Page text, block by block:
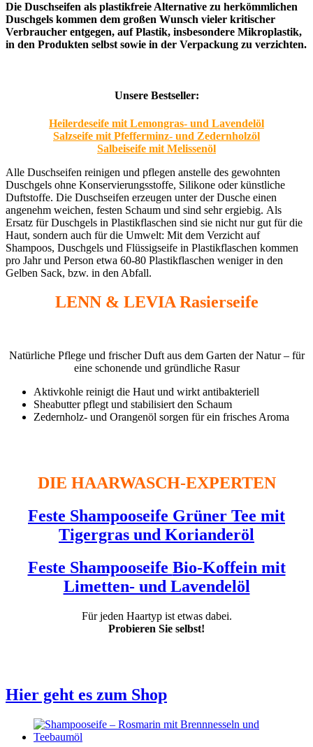
Die Duschseifen als plastikfreie Alternative zu herkömmlichen
Duschgels kommen dem großen Wunsch vieler kritischer
Verbraucher entgegen, auf Plastik, insbesondere Mikroplastik,
in den Produkten selbst sowie in der Verpackung zu verzichten.
Unsere Bestseller:
Heilerdeseife mit Lemongras- und Lavendelöl
Salzseife mit Pfefferminz- und Zedernholzöl
Salbeiseife mit Melissenöl
Alle Duschseifen reinigen und pflegen anstelle des gewohnten
Duschgels ohne Konservierungsstoffe, Silikone oder künstliche
Duftstoffe. Die Duschseifen erzeugen unter der Dusche einen
angenehm weichen, festen Schaum und sind sehr ergiebig. Als
Ersatz für Duschgels in Plastikflaschen sind sie nicht nur gut für die
Haut, sondern auch für die Umwelt: Mit dem Verzicht auf
Shampoos, Duschgels und Flüssigseife in Plastikflaschen kommen
pro Jahr und Person etwa 60-80 Plastikflaschen weniger in den
Gelben Sack, bzw. in den Abfall.
LENN & LEVIA Rasierseife
Natürliche Pflege und frischer Duft aus dem Garten der Natur – für
eine schonende und gründliche Rasur
Aktivkohle reinigt die Haut und wirkt antibakteriell
Sheabutter pflegt und stabilisiert den Schaum
Zedernholz- und Orangenöl sorgen für ein frisches Aroma
DIE HAARWASCH-EXPERTEN
Feste Shampooseife Grüner Tee mit
Tigergras und Korianderöl
Feste Shampooseife Bio-Koffein mit
Limetten- und Lavendelöl
Für jeden Haartyp ist etwas dabei.
Probieren Sie selbst!
Hier geht es zum Shop